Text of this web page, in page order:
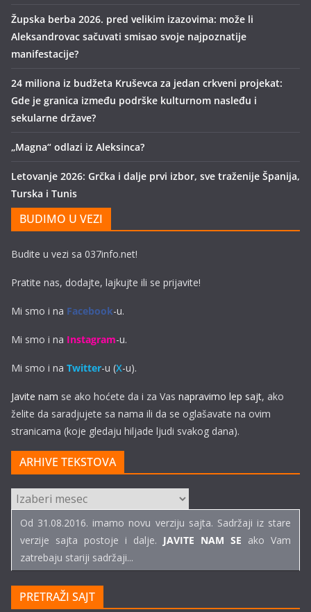
Župska berba 2026. pred velikim izazovima: može li
Aleksandrovac sačuvati smisao svoje najpoznatije
manifestacije?
24 miliona iz budžeta Kruševca za jedan crkveni projekat:
Gde je granica između podrške kulturnom nasleđu i
sekularne države?
„Magna“ odlazi iz Aleksinca?
Letovanje 2026: Grčka i dalje prvi izbor, sve traženije Španija,
Turska i Tunis
BUDIMO U VEZI
Budite u vezi sa 037info.net!
Pratite nas, dodajte, lajkujte ili se prijavite!
Mi smo i na Facebook-u.
Mi smo i na Instagram-u.
Mi smo i na Twitter-u (X-u).
Javite nam se ako hoćete da i za Vas napravimo lep sajt, ako
želite da saradjujete sa nama ili da se oglašavate na ovim
stranicama (koje gledaju hiljade ljudi svakog dana).
ARHIVE TEKSTOVA
ARHIVE
TEKSTOVA
Od 31.08.2016. imamo novu verziju sajta. Sadržaji iz stare
verzije sajta postoje i dalje. JAVITE NAM SE ako Vam
zatrebaju stariji sadržaji...
PRETRAŽI SAJT